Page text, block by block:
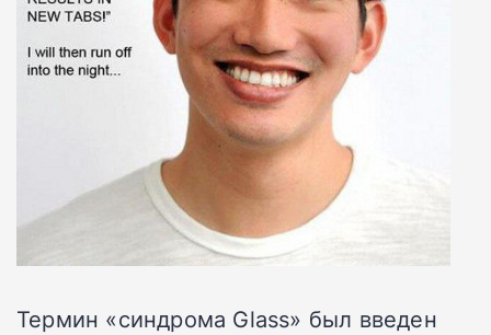
Термин «синдрома Glass» был введен